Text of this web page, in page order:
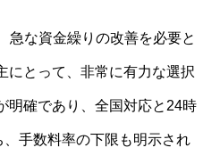
急な資金繰りの改善を必要と
にとって、非常に有力な選択
明確であり、全国対応と24時
手数料率の下限も明示され